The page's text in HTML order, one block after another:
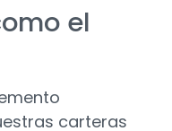
el
carteras